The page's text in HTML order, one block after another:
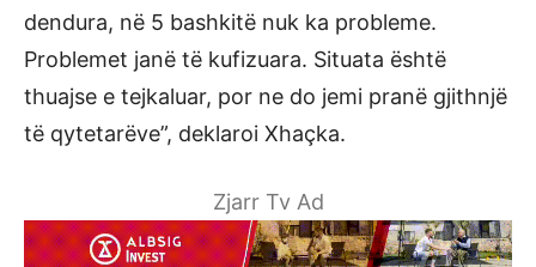
dendura, në 5 bashkitë nuk ka probleme.
Problemet janë të kufizuara. Situata është
thuajse e tejkaluar, por ne do jemi pranë gjithnjë
të qytetarëve”, deklaroi Xhaçka.
Zjarr Tv Ad